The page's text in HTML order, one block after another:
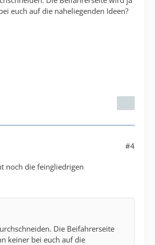
euch auf die naheliegenden Ideen?
#4
noch die feingliedrigen
Die Beifahrerseite
keiner bei euch auf die